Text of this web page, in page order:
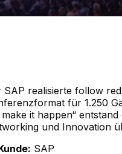
SAP realisierte follow
für 1.250
it happen“
und Innovation
SAP